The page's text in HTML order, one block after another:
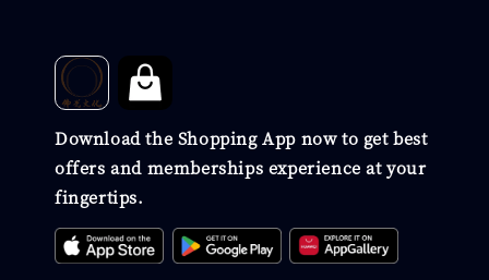
Download the Shopping App now to get best
offers and memberships experience at your
fingertips.